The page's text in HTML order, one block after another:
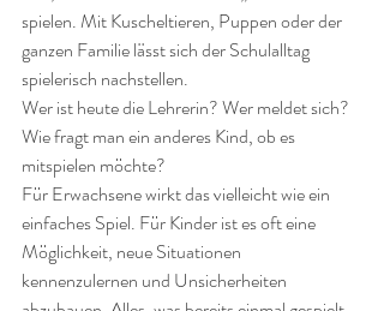
spielen. Mit Kuscheltieren, Puppen oder der
ganzen Familie lässt sich der Schulalltag
spielerisch nachstellen.
Wer ist heute die Lehrerin? Wer meldet sich?
Wie fragt man ein anderes Kind, ob es
mitspielen möchte?
Für Erwachsene wirkt das vielleicht wie ein
einfaches Spiel. Für Kinder ist es oft eine
Möglichkeit, neue Situationen
kennenzulernen und Unsicherheiten